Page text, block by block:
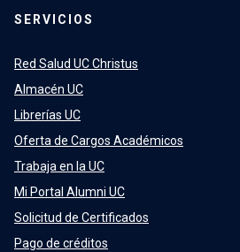
SERVICIOS
Red Salud UC Christus
Almacén UC
Librerías UC
Oferta de Cargos Académicos
Trabaja en la UC
Mi Portal Alumni UC
Solicitud de Certificados
Pago de créditos